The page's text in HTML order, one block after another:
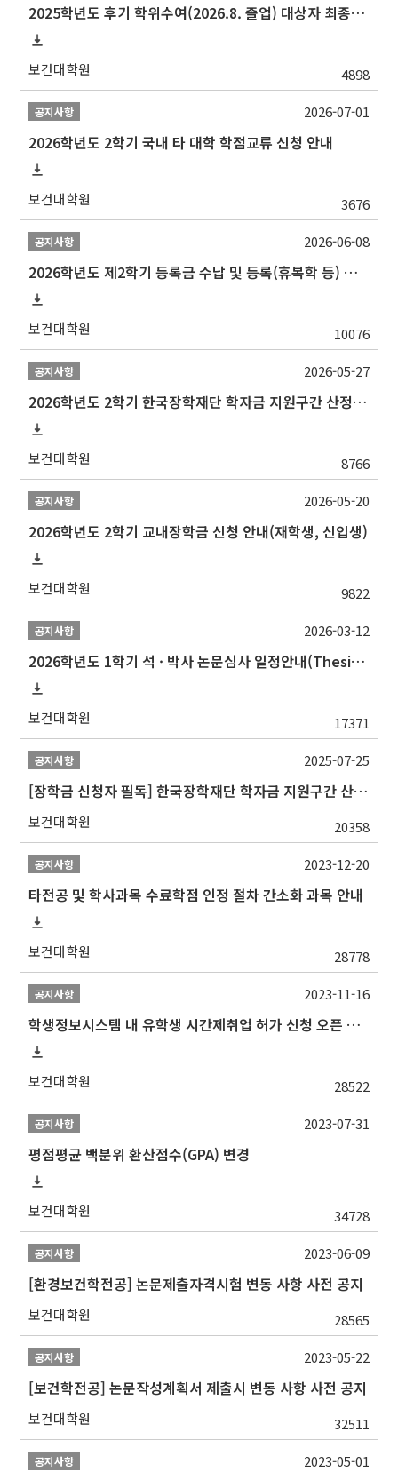
2025학년도 후기 학위수여(2026.8. 졸업) 대상자 최종인준 논문 제출 안내
보건대학원 4898
공지사항
2026학년도 2학기 국내 타 대학 학점교류 신청 안내
보건대학원 3676
2026-07-01
공지사항
2026학년도 제2학기 등록금 수납 및 등록(휴복학 등) 일정 안내
보건대학원 10076
2026-06-08
공지사항
2026학년도 2학기 한국장학재단 학자금 지원구간 산정 신청 안내
보건대학원 8766
2026-05-27
공지사항
2026학년도 2학기 교내장학금 신청 안내(재학생, 신입생)
보건대학원 9822
2026-05-20
공지사항
2026학년도 1학기 석 · 박사 논문심사 일정안내(Thesis Defense Schedules)
보건대학원 17371
2026-03-12
공지사항
[장학금 신청자 필독] 한국장학재단 학자금 지원구간 산정 권고
보건대학원 20358
2025-07-25
공지사항
타전공 및 학사과목 수료학점 인정 절차 간소화 과목 안내
보건대학원 28778
2023-12-20
공지사항
학생정보시스템 내 유학생 시간제취업 허가 신청 오픈 안내
보건대학원 28522
2023-11-16
공지사항
평점평균 백분위 환산점수(GPA) 변경
보건대학원 34728
2023-07-31
공지사항
[환경보건학전공] 논문제출자격시험 변동 사항 사전 공지
보건대학원 28565
2023-06-09
공지사항
[보건학전공] 논문작성계획서 제출시 변동 사항 사전 공지
보건대학원 32511
2023-05-22
공지사항 2023-05-01